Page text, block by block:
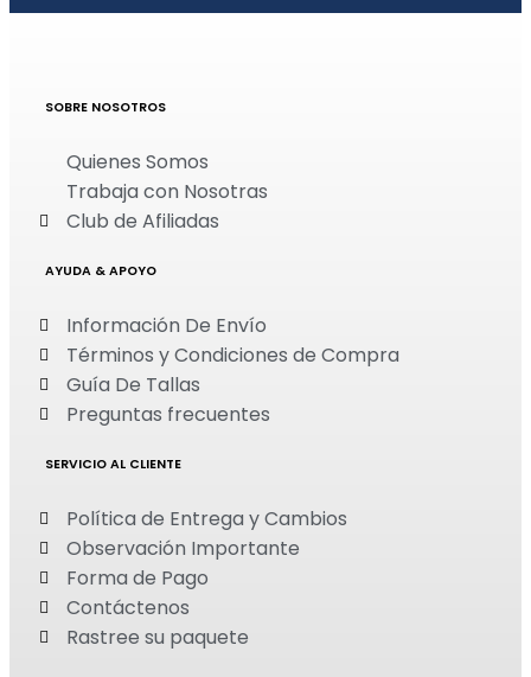
SOBRE NOSOTROS
Quienes Somos
Trabaja con Nosotras
Club de Afiliadas
AYUDA & APOYO
Información De Envío
Términos y Condiciones de Compra
Guía De Tallas
Preguntas frecuentes
SERVICIO AL CLIENTE
Política de Entrega y Cambios
Observación Importante
Forma de Pago
Contáctenos
Rastree su paquete